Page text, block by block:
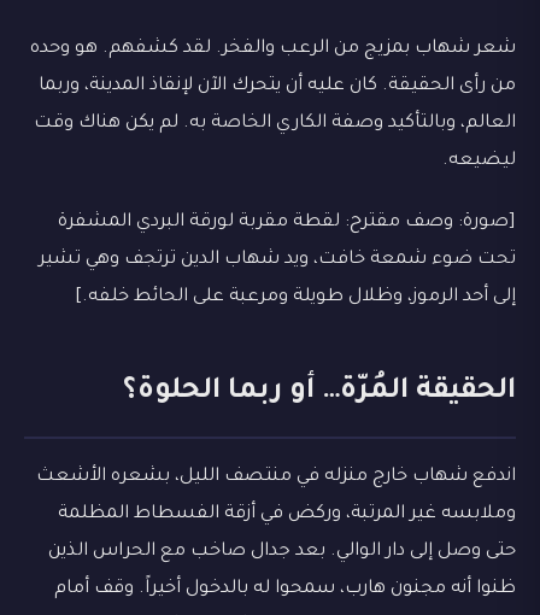
شعر شهاب بمزيج من الرعب والفخر. لقد كشفهم. هو وحده
من رأى الحقيقة. كان عليه أن يتحرك الآن لإنقاذ المدينة، وربما
العالم، وبالتأكيد وصفة الكاري الخاصة به. لم يكن هناك وقت
ليضيعه.
[صورة: وصف مقترح: لقطة مقربة لورقة البردي المشفرة
تحت ضوء شمعة خافت، ويد شهاب الدين ترتجف وهي تشير
إلى أحد الرموز، وظلال طويلة ومرعبة على الحائط خلفه.]
الحقيقة المُرّة… أو ربما الحلوة؟
اندفع شهاب خارج منزله في منتصف الليل، بشعره الأشعث
وملابسه غير المرتبة، وركض في أزقة الفسطاط المظلمة
حتى وصل إلى دار الوالي. بعد جدال صاخب مع الحراس الذين
ظنوا أنه مجنون هارب، سمحوا له بالدخول أخيراً. وقف أمام